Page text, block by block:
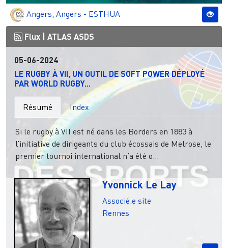
Angers, Angers - ESTHUA
Flux | ATLAS ASDS
05-06-2024
LE RUGBY À VII, UN OUTIL DE SOFT POWER DÉPLOYÉ
PAR WORLD RUGBY...
Résumé Index
Si le rugby à VII est né dans les Borders en 1883 à
l’initiative de dirigeants du club écossais de Melrose, le
premier tournoi international n’a été o...
Yvonnick Le Lay
Associé.e site
Rennes